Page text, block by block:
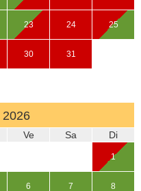
23 24 25
30 31
2026
Ve Sa Di
1
6 7 8